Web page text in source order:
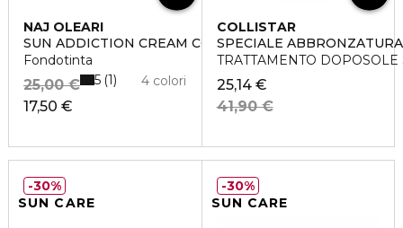
NAJ OLEARI
SUN ADDICTION CREAM COMPACT FOUNDATION
Fondotinta
17,50 €
25,00 € 4 colori
5 1
COLLISTAR
SPECIALE
TRATTAMENTO
25,14 €
41,90 €
SUN CARE
30%
SUN CARE
30%